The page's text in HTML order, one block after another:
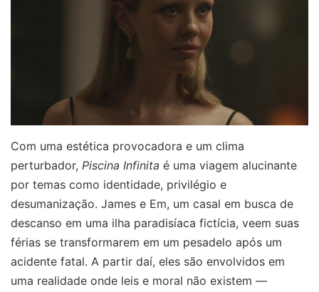
Com uma estética provocadora e um clima
perturbador, Piscina Infinita é uma viagem alucinante
por temas como identidade, privilégio e
desumanização. James e Em, um casal em busca de
descanso em uma ilha paradisíaca fictícia, veem suas
férias se transformarem em um pesadelo após um
acidente fatal. A partir daí, eles são envolvidos em
uma realidade onde leis e moral não existem —